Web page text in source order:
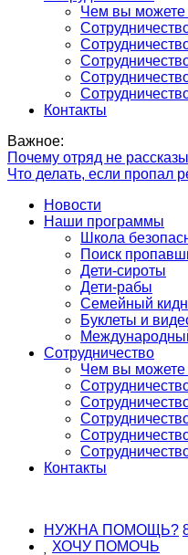
Чем вы можете
Контакты
Важное:
Почему отряд не
Что делать, если пропал
Новости
Наши программы
Школа
Поиск
Дети-сироты
Дети-рабы
Семейный
Буклеты и
Сотрудничество
Чем вы можете
Контакты
НУЖНА ПОМОЩЬ?
ХОЧУ ПОМОЧЬ